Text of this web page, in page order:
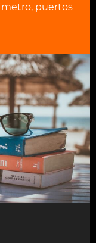
puertos